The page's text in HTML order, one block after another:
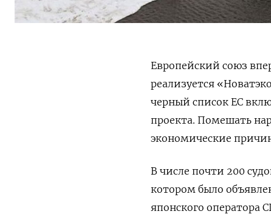
Европейский союз
реализуется
черный список ЕС
проекта. Помешать
экономические
В числе почти 200
котором было
японского оператора